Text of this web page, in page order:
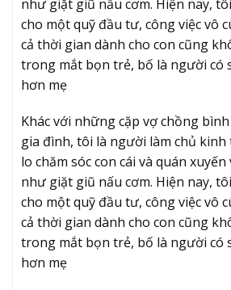
như giặt giũ nấu cơm. Hiện nay,
cho một quỹ đầu tư, công việc vô
cả thời gian dành cho con cũng
trong mắt bọn trẻ, bố là người có
hơn mẹ
Khác với những cặp vợ chồng
gia đình, tôi là người làm chủ kinh
lo chăm sóc con cái và quán
như giặt giũ nấu cơm. Hiện nay,
cho một quỹ đầu tư, công việc vô
cả thời gian dành cho con cũng
trong mắt bọn trẻ, bố là người có
hơn mẹ